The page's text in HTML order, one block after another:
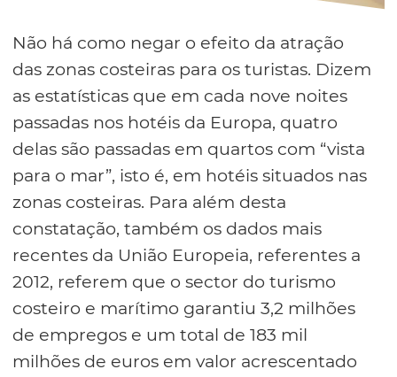
Não há como negar o efeito da atração
das zonas costeiras para os turistas. Dizem
as estatísticas que em cada nove noites
passadas nos hotéis da Europa, quatro
delas são passadas em quartos com “vista
para o mar”, isto é, em hotéis situados nas
zonas costeiras. Para além desta
constatação, também os dados mais
recentes da União Europeia, referentes a
2012, referem que o sector do turismo
costeiro e marítimo garantiu 3,2 milhões
de empregos e um total de 183 mil
milhões de euros em valor acrescentado